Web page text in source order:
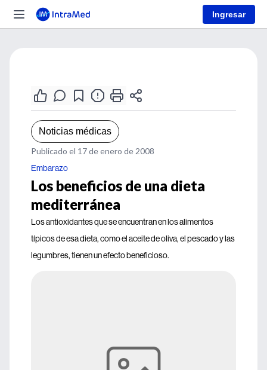
Ingresar
Noticias médicas
Publicado el 17 de enero de 2008
Embarazo
Los beneficios de una dieta
mediterránea
Los antioxidantes que se encuentran en los alimentos
típicos de esa dieta, como el aceite de oliva, el pescado y las
legumbres, tienen un efecto beneficioso.